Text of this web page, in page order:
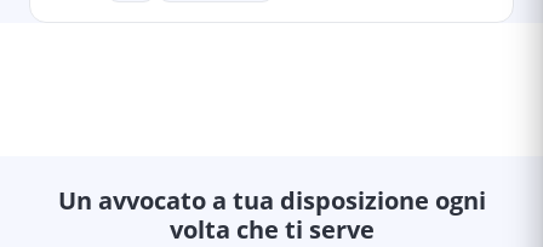
Un avvocato a tua disposizione ogni
volta che ti serve